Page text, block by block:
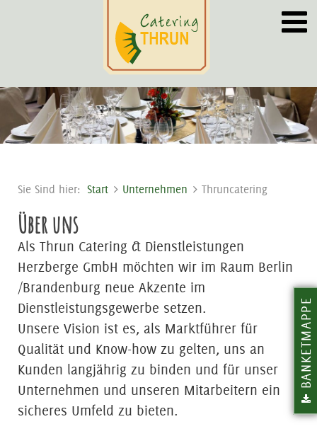
Sie Sind hier: Start Unternehmen Thruncatering
Über uns
Als Thrun Catering & Dienstleistungen
Herzberge GmbH möchten wir im Raum Berlin
/Brandenburg neue Akzente im
Dienstleistungsgewerbe setzen.
Unsere Vision ist es, als Marktführer für
Qualität und Know-how zu gelten, uns an
Kunden langjährig zu binden und für unser
Unternehmen und unseren Mitarbeitern ein
sicheres Umfeld zu bieten.
BANKETMAPPE